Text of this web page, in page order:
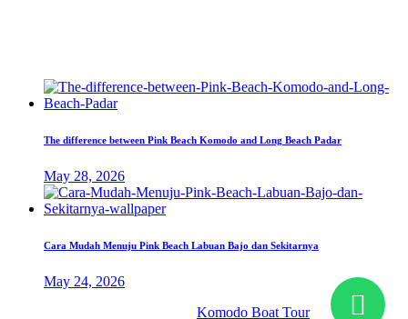
The difference between Pink Beach Komodo and Long Beach Padar
May 28, 2026
Cara Mudah Menuju Pink Beach Labuan Bajo dan Sekitarnya
May 24, 2026
Komodo Boat Tour